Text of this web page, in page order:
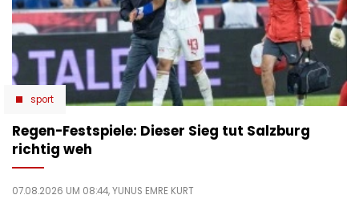
sport
Regen-Festspiele: Dieser Sieg tut Salzburg
richtig weh
07.08.2026 UM 08:44,YUNUS EMRE KURT